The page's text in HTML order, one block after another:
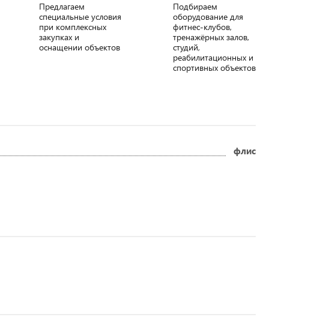
Предлагаем
специальные условия
при комплексных
закупках и
оснащении объектов
Подбираем
оборудование для
фитнес-клубов,
тренажёрных залов,
студий,
реабилитационных и
спортивных объектов
флис